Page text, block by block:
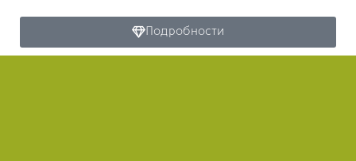
Подробности